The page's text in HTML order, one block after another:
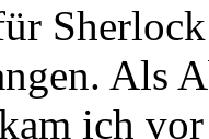
Als
ich